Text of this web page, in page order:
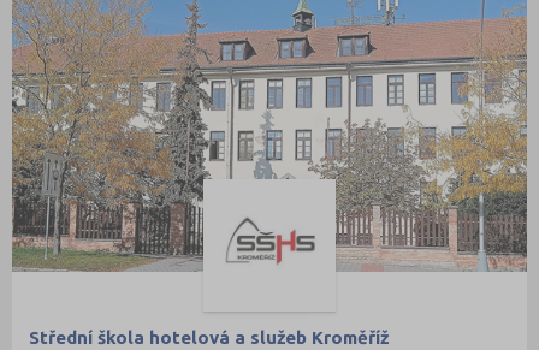
Střední škola hotelová a služeb Kroměříž